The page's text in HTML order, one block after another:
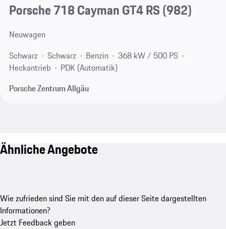
Porsche 718 Cayman GT4 RS(982)
Neuwagen
Schwarz
Schwarz Benzin
368 kW / 500 PS
Heckantrieb
PDK (Automatik)
Porsche Zentrum Allgäu
Ähnliche Angebote
Wie zufrieden sind Sie mit den auf dieser Seite dargestellten
Informationen?
Jetzt Feedback geben